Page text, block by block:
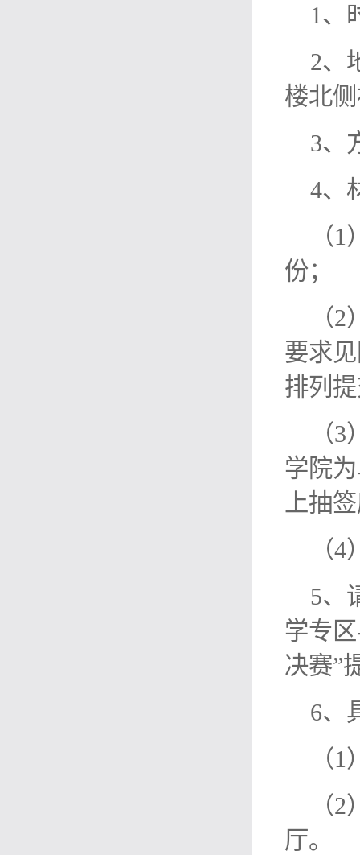
1、
2、
楼北
3、
4、
（
份；
（
要求
排列
（
学院
上抽
（
5、
学专
决赛”
6、
（
（
厅。